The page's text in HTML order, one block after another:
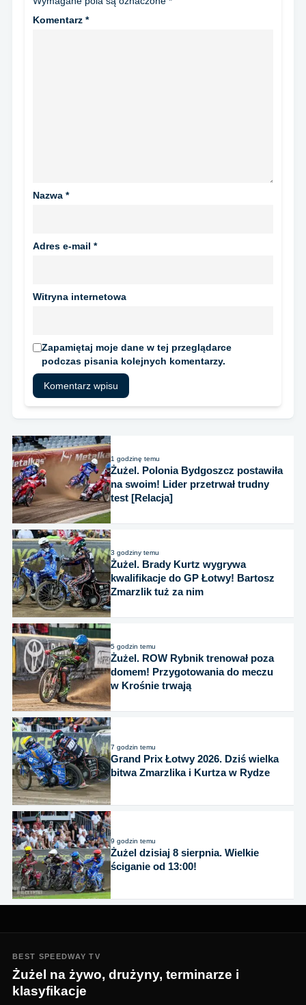
Komentarz *
Nazwa *
Adres e-mail *
Witryna internetowa
Zapamiętaj moje dane w tej przeglądarce
podczas pisania kolejnych komentarzy.
1 godzinę temu
Żużel. Polonia Bydgoszcz postawiła
na swoim! Lider przetrwał trudny
test [Relacja]
3 godziny temu
Żużel. Brady Kurtz wygrywa
kwalifikacje do GP Łotwy! Bartosz
Zmarzlik tuż za nim
5 godzin temu
Żużel. ROW Rybnik trenował poza
domem! Przygotowania do meczu
w Krośnie trwają
7 godzin temu
Grand Prix Łotwy 2026. Dziś wielka
bitwa Zmarzlika i Kurtza w Rydze
9 godzin temu
Żużel dzisiaj 8 sierpnia. Wielkie
ściganie od 13:00!
BEST SPEEDWAY TV
Żużel na żywo, drużyny, terminarze i
klasyfikacje